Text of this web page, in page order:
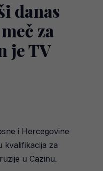
danas
za
je TV
i Hercegovine
kvalifikacija za
u Cazinu.